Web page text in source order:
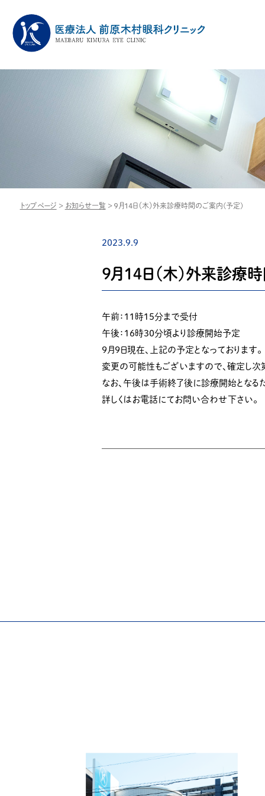
トップページ > お知らせ一覧 > ９月１４日（木）外来診療時間のご案内(予定)
2023.9.9
９月１４日（木）外来診
午前：１１時１５分まで受付
午後：１６時３０分頃より診療開始予定
９月９日現在、上記の予定となっております。
変更の可能性もございますので、確定し次
なお、午後は手術終了後に診療開始となる
詳しくはお電話にてお問い合わせ下さい。